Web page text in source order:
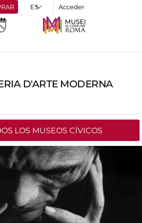
Acceder
D'ARTE MODERNA
LOS MUSEOS CÍVICOS